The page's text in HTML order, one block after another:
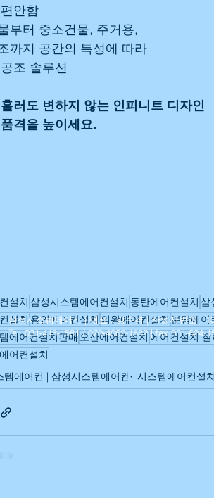
시스템에어컨설치 | 이전설치 | 에어컨 판매
성시스템에어컨설치 | 이전설치 | 판매 안
안함
부터 중소건물, 주거용,
까지 공간의 특성에 따라
조 솔루션
러도 변하지 않는 인피니트 디자인
격을 높이세요.
설치 삼성시스템에어컨설치 동탄에어컨설치 삼
설치용인에어컨설치 의왕에어컨설치 분당에어
에어컨설치판매오산에어컨설치에어컨설치
에어컨설치
템에어컨 | 삼성시스템에어컨설치 | 이전설치 |
시스템에어컨설
삼성시스템에어컨 | 대표 : 강수경 | 사업자번호 :
Tel. 031-415-1581 /070-4062-1582| fax 031-624-